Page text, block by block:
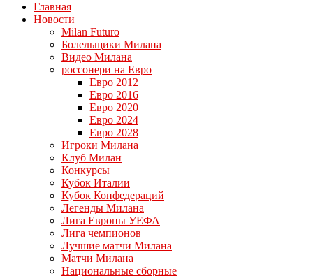
Главная
Новости
Milan Futuro
Болельщики Милана
Видео Милана
россонери на Евро
Евро 2012
Евро 2016
Евро 2020
Евро 2024
Евро 2028
Игроки Милана
Клуб Милан
Конкурсы
Кубок Италии
Кубок Конфедераций
Легенды Милана
Лига Европы УЕФА
Лига чемпионов
Лучшие матчи Милана
Матчи Милана
Национальные сборные